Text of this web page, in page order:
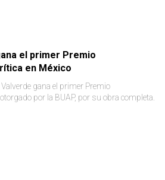
el primer Premio
en México
gana el primer Premio
por la BUAP, por su obra completa.